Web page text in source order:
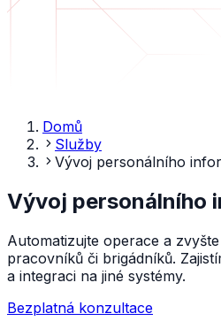
Domů
Služby
Vývoj personálního
Vývoj personálního
Automatizujte operace a
pracovníků či brigádníků.
a integraci na jiné systémy.
Bezplatná konzultace